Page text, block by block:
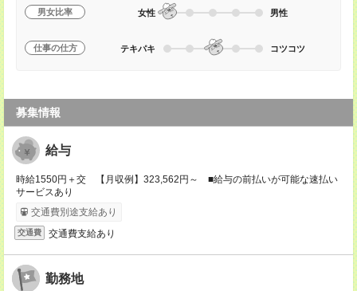
男女比率 女性 男性
仕事の仕方 テキパキ コツコツ
募集情報
給与
時給1550円＋交 【月収例】323,562円～ ■給与の前払いが可能な速払い
サービスあり
交通費別途支給あり
交通費 交通費支給あり
勤務地